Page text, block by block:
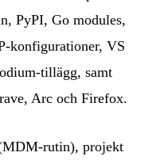
PyPI, Go modules,
konfigurationer, VS
tillägg, samt
Arc och Firefox.
rutin), projekt